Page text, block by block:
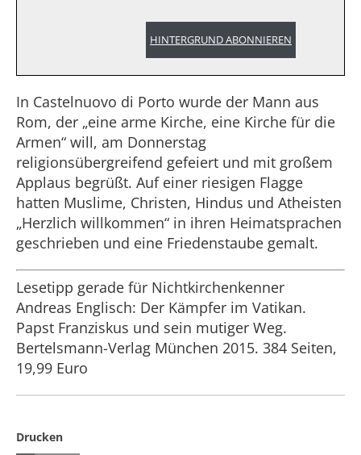
HINTERGRUND ABONNIEREN
In Castelnuovo di Porto wurde der Mann aus
Rom, der „eine arme Kirche, eine Kirche für die
Armen“ will, am Donnerstag
religionsübergreifend gefeiert und mit großem
Applaus begrüßt. Auf einer riesigen Flagge
hatten Muslime, Christen, Hindus und Atheisten
„Herzlich willkommen“ in ihren Heimatsprachen
geschrieben und eine Friedenstaube gemalt.
Lesetipp gerade für Nichtkirchenkenner
Andreas Englisch: Der Kämpfer im Vatikan.
Papst Franziskus und sein mutiger Weg.
Bertelsmann-Verlag München 2015. 384 Seiten,
19,99 Euro
Drucken